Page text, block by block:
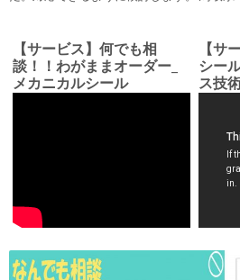
【サービス】何でも相
談！！わがままオーダー_
メカニカルシール
【サ
シー
ス技